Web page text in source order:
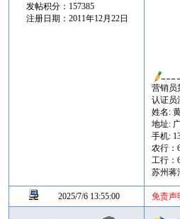
发帖积分：157385
注册日期：2011年12月22日
营销员
认证员
姓名:
地址:
手机:
农行：
工行：
苏州蒋
2025/7/6 13:55:00 免责声